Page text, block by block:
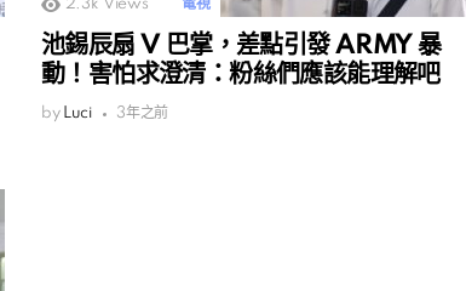
2.3k Views 電視
池錫辰扇 V 巴掌，差點引發 ARMY 暴
動！害怕求澄清：粉絲們應該能理解吧
by Luci 3年之前